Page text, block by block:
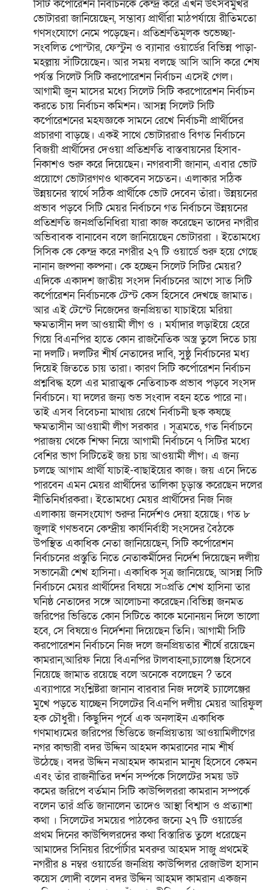
সিটি কর্পোরেশন নির্বাচনকে কেন্দ্র করে এখন উৎসবমুখর
ভোটাররা জানিয়েছেন, সম্ভাব্য প্রার্থীরা মাঠপর্যায়ে রীতিমতো
গণসংযোগে নেমে পড়েছেন। প্রতিশ্রুতিমূলক শুভেচ্ছা-
সংবলিত পোস্টার, ফেস্টুন ও ব্যানার ওয়ার্ডের বিভিন্ন পাড়া-
মহল্লায় সাঁটিয়েছেন। আর সময় বলছে আসি আসি করে শেষ
পর্যন্ত সিলেট সিটি করপোরেশন নির্বাচন এসেই গেল।
আগামী জুন মাসের মধ্যে সিলেট সিটি করপোরেশন নির্বাচন
করতে চায় নির্বাচন কমিশন। আসন্ন সিলেট সিটি
কর্পোরেশনের মহযজ্ঞকে সামনে রেখে নির্বাচনী প্রার্থীদের
প্রচারণা বাড়ছে। একই সাথে ভোটাররাও বিগত নির্বাচনে
বিজয়ী প্রার্থীদের দেওয়া প্রতিশ্রুতি বাস্তবায়নের হিসাব-
নিকাশও শুরু করে দিয়েছেন। নগরবাসী জানান, এবার ভোট
প্রয়োগে ভোটারগণও থাকবেন সচেতন। এলাকার সঠিক
উন্নয়নের স্বার্থে সঠিক প্রার্থীকে ভোট দেবেন তাঁরা। উন্নয়নের
প্রভাব পড়বে সিটি মেয়র নির্বাচনে গত নির্বাচনে উন্নয়নের
প্রতিশ্রুতি জনপ্রতিনিধিরা যারা কাজ করেছেন তাদের নগরীর
অভিবাবক বানাবেন বলে জানিয়েছেন ভোটাররা । ইতোমধ্যে
সিসিক কে কেন্দ্র করে নগরীর ২৭ টি ওয়ার্ডে শুরু হয়ে গেছে
নানান জল্পনা কল্পনা। কে হচ্ছেন সিলেট সিটির মেয়র?
এদিকে একাদশ জাতীয় সংসদ নির্বাচনের আগে সাত সিটি
কর্পোরেশন নির্বাচনকে টেস্ট কেস হিসেবে দেখছে জামাত।
আর এই টেস্টে নিজেদের জনপ্রিয়তা যাচাইয়ে মরিয়া
ক্ষমতাসীন দল আওয়ামী লীগ ও । মর্যাদার লড়াইয়ে হেরে
গিয়ে বিএনপির হাতে কোন রাজনৈতিক অস্ত্র তুলে দিতে চায়
না দলটি। দলটির শীর্ষ নেতাদের দাবি, সুষ্ঠু নির্বাচনের মধ্য
দিয়েই জিততে চায় তারা। কারণ সিটি কর্পোরেশন নির্বাচন
প্রশ্নবিদ্ধ হলে এর মারাত্মক নেতিবাচক প্রভাব পড়বে সংসদ
নির্বাচনে। যা দলের জন্য শুভ সংবাদ বহন হতে পারে না।
তাই এসব বিবেচনা মাথায় রেখে নির্বাচনী ছক কষছে
ক্ষমতাসীন আওয়ামী লীগ সরকার । সূত্রমতে, গত নির্বাচনে
পরাজয় থেকে শিক্ষা নিয়ে আগামী নির্বাচনে ৭ সিটির মধ্যে
বেশির ভাগ সিটিতেই জয় চায় আওয়ামী লীগ। এ জন্য
চলছে আগাম প্রার্থী যাচাই-বাছাইয়ের কাজ। জয় এনে দিতে
পারবেন এমন মেয়র প্রার্থীদের তালিকা চূড়ান্ত করেছেন দলের
নীতিনির্ধারকরা। ইতোমধ্যে মেয়র প্রার্থীদের নিজ নিজ
এলাকায় জনসংযোগ শুরুর নির্দেশও দেয়া হয়েছে। গত ৮
জুলাই গণভবনে কেন্দ্রীয় কার্যনির্বাহী সংসদের বৈঠকে
উপস্থিত একাধিক নেতা জানিয়েছেন, সিটি কর্পোরেশন
নির্বাচনের প্রস্তুতি নিতে নেতাকর্মীদের নির্দেশ দিয়েছেন দলীয়
সভানেত্রী শেখ হাসিনা। একাধিক সূত্র জানিয়েছে, আসন্ন সিটি
নির্বাচনে মেয়র প্রার্থীদের বিষয়ে স¤প্রতি শেখ হাসিনা তার
ঘনিষ্ঠ নেতাদের সঙ্গে আলোচনা করেছেন।বিভিন্ন জনমত
জরিপের ভিত্তিতে কোন সিটিতে কাকে মনোনয়ন দিলে ভালো
হবে, সে বিষয়েও নির্দেশনা দিয়েছেন তিনি। আগামী সিটি
করপোরেশন নির্বাচনে নিজ দলে জনপ্রিয়তার শীর্ষে রয়েছেন
কামরান,আরিফ নিয়ে বিএনপির টালবাহনা,চ্যালেঞ্জ হিসেবে
নিয়েছে জামাত রয়েছে বলে অনেকে বলেছেন ? তবে
এব্যাপারে সংশ্লিষ্টরা জানান বারবার নিজ দলেই চ্যালেঞ্জের
মুখে পড়তে যাচ্ছেন সিলেটের বিএনপি দলীয় মেয়র আরিফুল
হক চৌধুরী। কিছুদিন পূর্বে এক অনলাইন একাধিক
গণমাধ্যমের জরিপের ভিত্তিতে জনপ্রিয়তায় আওয়ামিলীগের
নগর কান্ডারী বদর উদ্দিন আহমদ কামরানের নাম শীর্ষ
উঠেছে। বদর উদ্দিন নআহমদ কামরান মানুষ হিসেবে কেমন
এবং তাঁর রাজনীতির দর্শন সর্ম্পকে সিলেটের সময় ডট
কমের জরিপে বর্তমান সিটি কাউন্সিলররা কামরান সম্পর্কে
বলেন তারঁ প্রতি জানালেন তাদেও আস্থা বিশ্বাস ও প্রত্যাশা
কথা । সিলেটের সময়ের পাঠকের জন্যে ২৭ টি ওয়ার্ডের
প্রথম দিনের কাউন্সিলরদের কথা বিস্তারিত তুলে ধরেছেন
আমাদের সিনিয়র রির্পোর্টার মবরুর আহমদ সাজু প্রথমেই
নগরীর ৪ নম্বর ওয়ার্ডের জনপ্রিয় কাউন্সিলর রেজাউল হাসান
কয়েস লোদী বলেন বদর উদ্দিন আহমদ কামরান একজন